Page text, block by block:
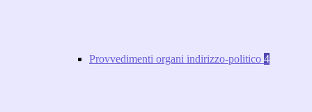
Provvedimenti organi indirizzo-politico 4